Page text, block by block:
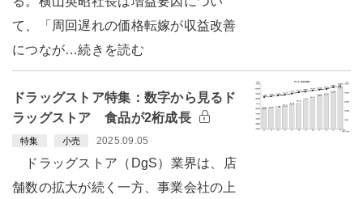
て、「周回遅れの価格転嫁が収益改善
につなが…続きを読む
ドラッグストア特集：数字から見るド
ラッグストア 食品が2桁成長
特集 小売 2025.09.05
ドラッグストア（DgS）業界は、店
舗数の拡大が続く一方、事業会社の上